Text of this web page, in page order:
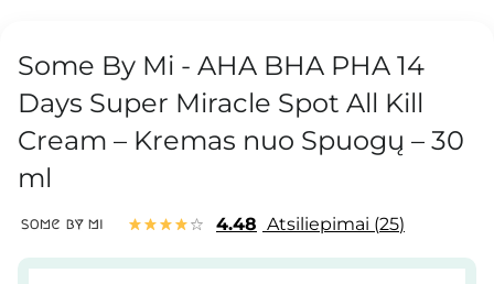
Some By Mi - AHA BHA PHA 14
Days Super Miracle Spot All Kill
Cream – Kremas nuo Spuogų – 30
ml
4.48 Atsiliepimai 25